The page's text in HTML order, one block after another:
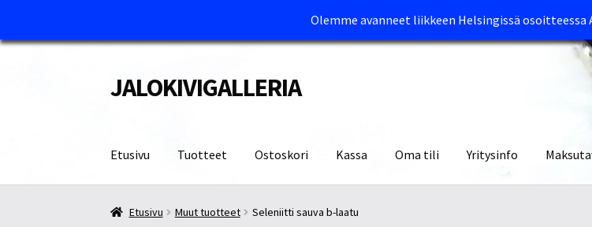
Olemme avanneet liikkeen Helsingissä osoitteessa
Siirry
navigointiin
Siirry
sisältöön
JALOKIVIGALLERIA
Etusivu Tuotteet Ostoskori Kassa Oma tili Yritysinfo
Etusivu Kassa Maksutavat ja Tärkeää tietää Myymälät
Etusivu Muut tuotteet Seleniitti sauva b-laatu